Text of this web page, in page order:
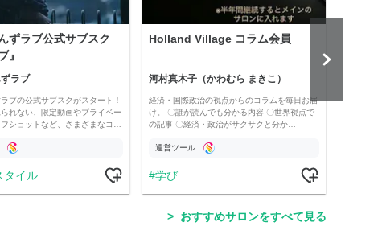
ずラブ公式サブスク
』
ラブ
ブの公式サブスクがスタート！
れない、限定動画やプライベー
フショットなど、さまざまなコ…
タイル
Holland Village コラム会員
河村真木子（かわむら まきこ）
経済・国際政治の視点からのコラムを毎日お届
け。 〇誰が読んでも分かる内容 〇世界視点で
の記事 〇経済・政治がサクサクと分か…
運営ツール
学び
おすすめサロンをすべて見る